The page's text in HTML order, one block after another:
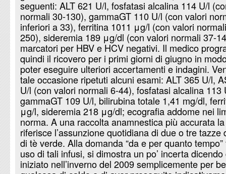
seguenti: ALT 621 U/l, fosfatasi alcalina 114 U/l
normali 30-130), gammaGT 110 U/l (con valori
inferiori a 33), ferritina 1011 μg/l (con valori
250), sideremia 189 μg/dl (con valori normali 37-
marcatori per HBV e HCV negativi. Il medico
quindi il ricovero per i primi giorni di giugno in
poter eseguire ulteriori accertamenti e indagini.
tale occasione ripetuti alcuni esami: ALT 365 U/l,
U/l (con valori normali 6-44), fosfatasi alcalina 113
gammaGT 109 U/l, bilirubina totale 1,41 mg/dl,
μg/l, sideremia 218 μg/dl; ecografia addome nei
norma. A una raccolta anamnestica più accurata
riferisce l’assunzione quotidiana di due o tre tazze
di tè verde. Alla domanda “da e per quanto
uso di tali infusi, si dimostra un po’ incerta
iniziato nell’inverno del 2009 semplicemente per